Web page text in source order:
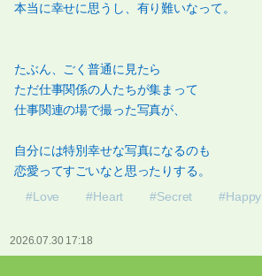
本当に幸せに思うし、有り難いなって。
たぶん、ごく普通に見たら
ただ仕事関係の人たちが集まって
仕事関連の場で撮った写真が、
自分には特別幸せな写真になるのも
恋愛ってすごいなと思ったりする。
#Love
#Heart #Secret #Happy
2026.07.30 17:18